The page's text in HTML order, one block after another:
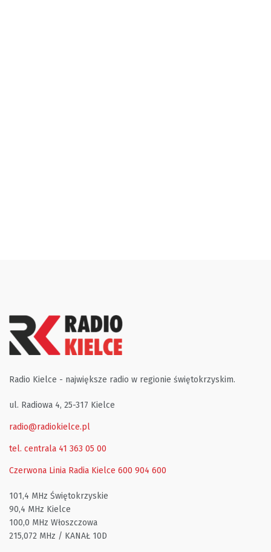
Radio Kielce - największe radio w regionie świętokrzyskim.
ul. Radiowa 4, 25-317 Kielce
radio@radiokielce.pl
tel. centrala 41 363 05 00
Czerwona Linia Radia Kielce 600 904 600
101,4 MHz Świętokrzyskie
90,4 MHz Kielce
100,0 MHz Włoszczowa
215,072 MHz / KANAŁ 10D